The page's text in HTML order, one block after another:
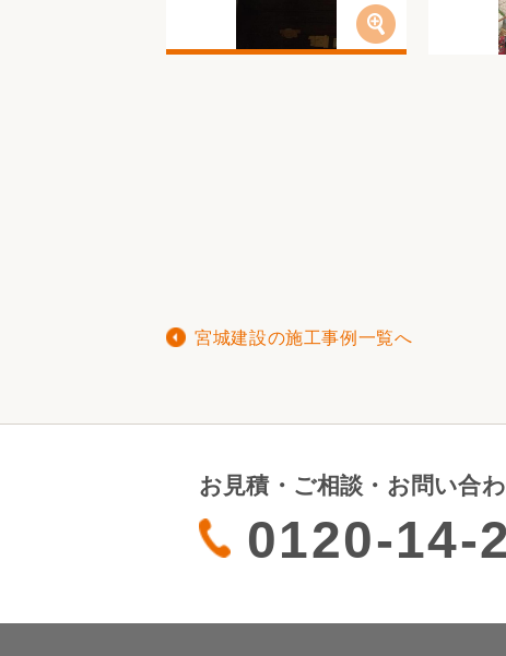
宮城建設の施工事例一覧へ
お見積・ご相談・お問い合
0120-14-